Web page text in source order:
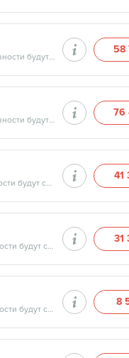
Продолжительность минут, готовность результатов — дата и время готовности будут сообщены врачом в день приёма
58
Продолжительность минут, готовность результатов — дата и время готовности будут сообщены врачом в день приёма
76
Продолжительность минут, готовность результатов — дата и время готовности будут сообщены врачом в день приёма
41
Продолжительность минут, готовность результатов — дата и время готовности будут сообщены врачом в день приёма
31
Продолжительность минут, готовность результатов — дата и время готовности будут сообщены врачом в день приёма
8